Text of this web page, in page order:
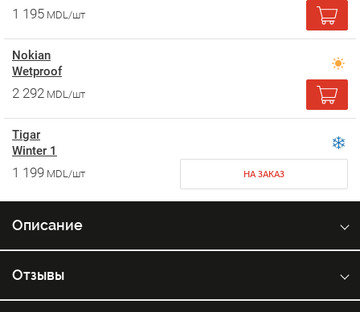
1 195 MDL/шт
Nokian
Wetproof
2 292 MDL/шт
Tigar
Winter 1
1 199 MDL/шт НА ЗАКАЗ
Описание
Отзывы